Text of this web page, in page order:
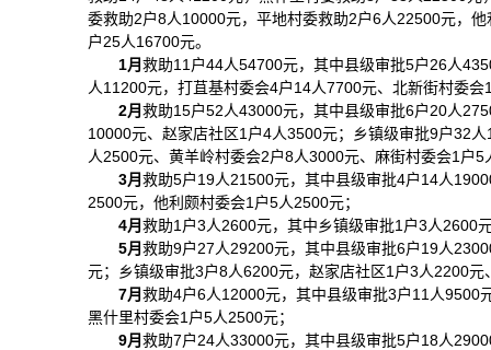
委救助2户8人10000元，平地村委救助2户6人22500元，
户25人16700元。
1月救助11户44人54700元，其中县级审批5户26人
人11200元，打苴基村委会4户14人7700元、北新街村委
2月救助15户52人43000元，其中县级审批6户20人
10000元、赵家店社区1户4人3500元；乡镇级审批9户32
人2500元、黄羊岭村委会2户8人3000元、麻街村委会1户
3月救助5户19人21500元，其中县级审批4户14人
2500元，他利颇村委会1户5人2500元；
4月救助1户3人2600元，其中乡镇级审批1户3人2600
5月救助9户27人29200元，其中县级审批6户19人
元；乡镇级审批3户8人6200元，赵家店社区1户3人2200
7月救助4户6人12000元，其中县级审批3户11人9500
黑什里村委会1户5人2500元；
9月救助7户24人33000元，其中县级审批5户18人